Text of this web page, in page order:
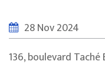
28 Nov 2024
136, boulevard Taché